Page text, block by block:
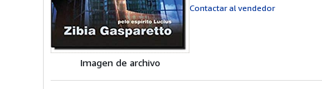
Imagen de archivo
Contactar al vendedor